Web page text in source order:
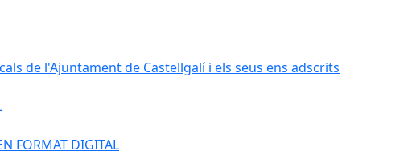
de l'Ajuntament de Castellgalí i els seus ens adscrits
FORMAT DIGITAL